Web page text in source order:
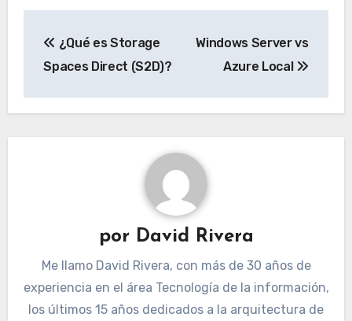
de
¿Qué es Storage
Spaces Direct (S2D)?
Windows Server vs
Azure Local
por David Rivera
Me llamo David Rivera, con más de 30 años de
experiencia en el área Tecnología de la información,
los últimos 15 años dedicados a la arquitectura de